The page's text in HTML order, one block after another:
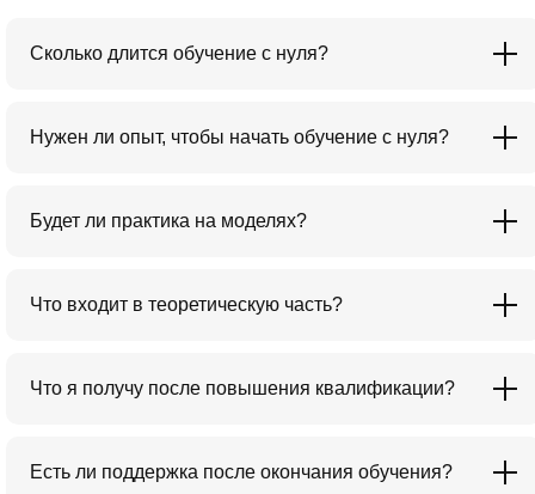
Сколько длится обучение с нуля?
Нужен ли опыт, чтобы начать обучение с нуля?
Будет ли практика на моделях?
Что входит в теоретическую часть?
Что я получу после повышения квалификации?
Есть ли поддержка после окончания обучения?